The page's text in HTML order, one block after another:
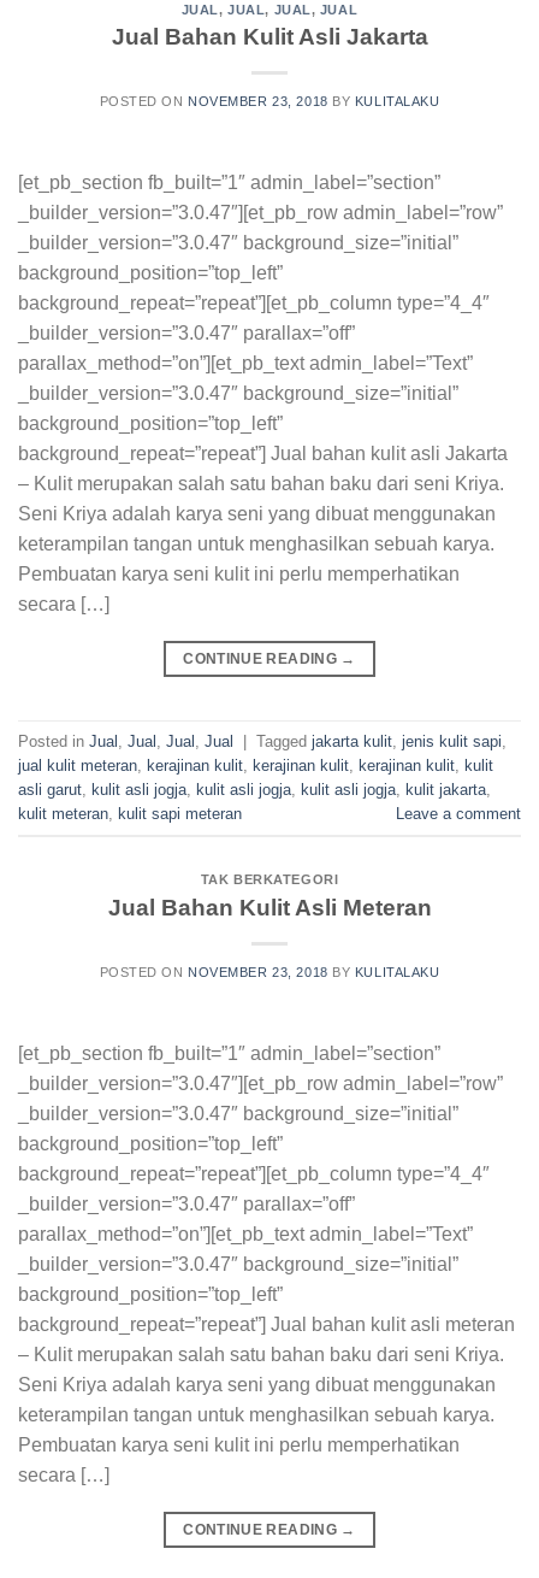
JUAL,JUAL, JUAL, JUAL
Jual Bahan Kulit Asli Jakarta
POSTED ON NOVEMBER 23, 2018 BY KULITALAKU
[et_pb_section fb_built=”1″ admin_label=”section”
_builder_version=”3.0.47″][et_pb_row admin_label=”row”
_builder_version=”3.0.47″ background_size=”initial”
background_position=”top_left”
background_repeat=”repeat”][et_pb_column type=”4_4″
_builder_version=”3.0.47″ parallax=”off”
parallax_method=”on”][et_pb_text admin_label=”Text”
_builder_version=”3.0.47″ background_size=”initial”
background_position=”top_left”
background_repeat=”repeat”] Jual bahan kulit asli Jakarta
– Kulit merupakan salah satu bahan baku dari seni Kriya.
Seni Kriya adalah karya seni yang dibuat menggunakan
keterampilan tangan untuk menghasilkan sebuah karya.
Pembuatan karya seni kulit ini perlu memperhatikan
secara […]
CONTINUE READING →
Posted in Jual Jual Jual Jual | Tagged jakarta kulit jenis kulit sapi
jual kulit meteran kerajinan kulit kerajinan kulit kerajinan kulit kulit
asli garut kulit asli jogja kulit asli jogja kulit asli jogja kulit jakarta
kulit meteran kulit sapi meteran Leave a comment
TAK BERKATEGORI
Jual Bahan Kulit Asli Meteran
POSTED ON NOVEMBER 23, 2018 BY KULITALAKU
[et_pb_section fb_built=”1″ admin_label=”section”
_builder_version=”3.0.47″][et_pb_row admin_label=”row”
_builder_version=”3.0.47″ background_size=”initial”
background_position=”top_left”
background_repeat=”repeat”][et_pb_column type=”4_4″
_builder_version=”3.0.47″ parallax=”off”
parallax_method=”on”][et_pb_text admin_label=”Text”
_builder_version=”3.0.47″ background_size=”initial”
background_position=”top_left”
background_repeat=”repeat”] Jual bahan kulit asli meteran
– Kulit merupakan salah satu bahan baku dari seni Kriya.
Seni Kriya adalah karya seni yang dibuat menggunakan
keterampilan tangan untuk menghasilkan sebuah karya.
Pembuatan karya seni kulit ini perlu memperhatikan
secara […]
CONTINUE READING →